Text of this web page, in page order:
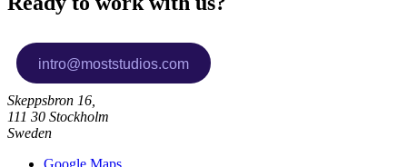
Skeppsbron 16,
111 30 Stockholm
Sweden
Google Maps